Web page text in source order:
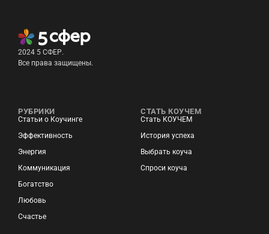
2024 5 СФЕР.
Все права защищены.
РУБРИКИ
Статьи о Коучинге
Эффективность
Энергия
Коммуникация
Богатство
Любовь
Счастье
СТАТЬ КОУЧЕМ
Стать КОУЧЕМ
История успеха
Выбрать коуча
Спроси коуча